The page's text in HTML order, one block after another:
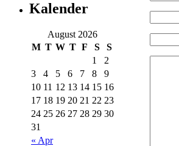
Kalender
August 2026
M T W T F S S
« Apr
1
2
3
4 5 6 7 8
9
10 11 12 13 14 15 16
17 18 19 20 21 22 23
24 25 26 27 28 29 30
31